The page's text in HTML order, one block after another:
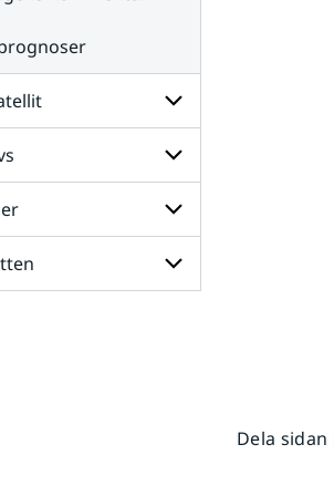
Undersidor
för
Radar
och
satellit
Undersidor
för
Väder
till
havs
Undersidor
för
Dela sidan